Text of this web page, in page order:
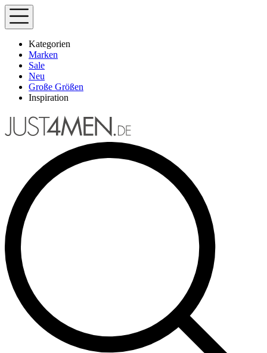
Kategorien
Marken
Sale
Neu
Große Größen
Inspiration